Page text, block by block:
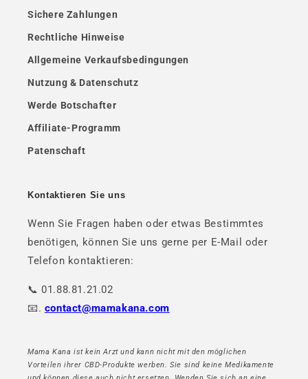
Sichere Zahlungen
Rechtliche Hinweise
Allgemeine Verkaufsbedingungen
Nutzung & Datenschutz
Werde Botschafter
Affiliate-Programm
Patenschaft
Kontaktieren Sie uns
Wenn Sie Fragen haben oder etwas Bestimmtes
benötigen, können Sie uns gerne per E-Mail oder
Telefon kontaktieren:
📞 01.88.81.21.02
📧. contact@mamakana.com
Mama Kana ist kein Arzt und kann nicht mit den möglichen
Vorteilen ihrer CBD-Produkte werben. Sie sind keine Medikamente